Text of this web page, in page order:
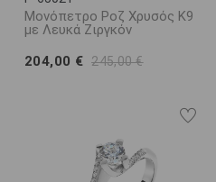
Μονόπετρο Ροζ Χρυσός Κ9
με Λευκά Ζιργκόν
204,00 € 245,00 €